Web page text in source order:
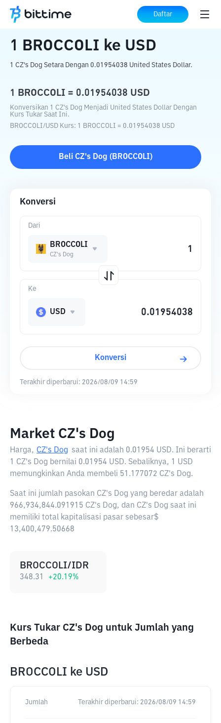
Daftar
Beranda Konverter Kripto BROCCOLI ke USD
1 BROCCOLI ke USD
1 CZ's Dog Setara Dengan 0.01954038 United States Dollar.
1 BROCCOLI = 0.01954038 USD
Konversikan 1 CZ's Dog Menjadi United States Dollar Dengan
Kurs Tukar Saat Ini.
BROCCOLI/USD Kurs: 1 BROCCOLI = 0.01954038 USD
Beli CZ's Dog ( BROCCOLI)
Konversi
Dari
BROCCOLI
CZ's Dog
Ke
USD
Konversi
Terakhir diperbarui: 2026/08/09 14:59
Market CZ's Dog
Harga, CZ's Dog saat ini adalah 0.01954 USD. Ini berarti
1 CZ's Dog bernilai 0.01954 USD. Sebaliknya, 1 USD
memungkinkan Anda membeli 51.177072 CZ's Dog.
Saat ini jumlah pasokan CZ's Dog yang beredar adalah
966,934,844.091915 CZ's Dog, dan CZ's Dog saat ini
memiliki total kapitalisasi pasar sebesar$
13,400,479.50668
BROCCOLI/IDR
348.31 +20.19%
Kurs Tukar CZ's Dog untuk Jumlah yang
Berbeda
BROCCOLI ke USD
Jumlah Terakhir diperbarui: 2026/08/09 14:59